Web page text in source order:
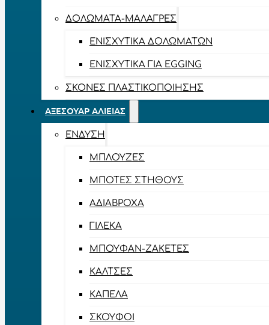
ΔΟΛΏΜΑΤΑ-ΜΑΛΆΓΡΕΣ
ΕΝΙΣΧΥΤΙΚΆ ΔΟΛΩΜΆΤΩΝ
ΕΝΙΣΧΥΤΙΚΆ ΓΙΑ EGGING
ΣΚΌΝΕΣ ΠΛΑΣΤΙΚΟΠΟΊΗΣΗΣ
ΑΞΕΣΟΥΆΡ ΑΛΙΕΊΑΣ
ΈΝΔΥΣΗ
ΜΠΛΟΎΖΕΣ
ΜΠΌΤΕΣ ΣΤΉΘΟΥΣ
ΑΔΙΆΒΡΟΧΑ
ΓΙΛΈΚΑ
ΜΠΟΥΦΆΝ-ΖΑΚΈΤΕΣ
ΚΆΛΤΣΕΣ
ΚΑΠΈΛΑ
ΣΚΟΎΦΟΙ